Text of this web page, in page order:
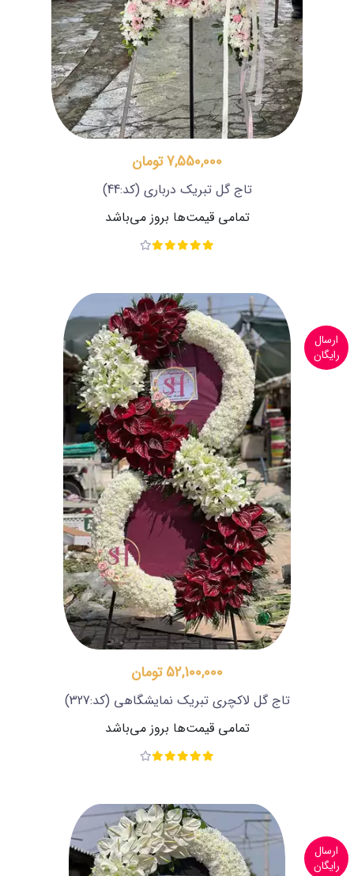
7,550,000 تومان
تاج گل تبریک درباری (کد:44)
تمامی قیمت‌ها بروز می‌باشد
ارسال
رایگان
52,100,000 تومان
تاج گل لاکچری تبریک نمایشگاهی (کد:327)
تمامی قیمت‌ها بروز می‌باشد
ارسال
رایگان